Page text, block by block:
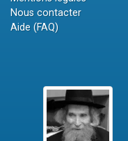
Nous contacter
Aide (FAQ)